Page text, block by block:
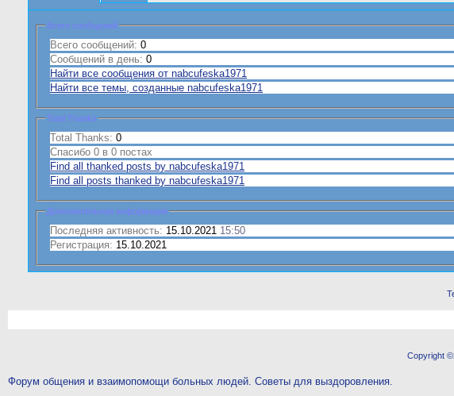
Всего сообщений
Всего сообщений: 0
Сообщений в день: 0
Найти все сообщения от nabcufeska1971
Найти все темы, созданные nabcufeska1971
Total Thanks
Total Thanks: 0
Спасибо 0 в 0 постах
Find all thanked posts by nabcufeska1971
Find all posts thanked by nabcufeska1971
Дополнительная информация
Последняя активность: 15.10.2021 15:50
Регистрация: 15.10.2021
Copyright
Форум общения и взаимопомощи больных людей. Советы для выздоровления.